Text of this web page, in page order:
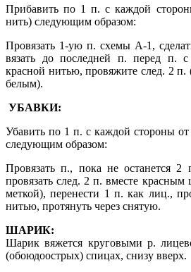
Прибавить по 1 п. с каждой
нить) следующим образом:
Провязать 1-ую п. схемы A-1,
вязать до последней п. перед п. с
красной нитью, провяжите след. 2
белым).
УБАВКИ:
Убавить по 1 п. с каждой стороны
следующим образом:
Провязать п., пока не останется
провязать след. 2 п. вместе красным
меткой), перенести 1 п. как лиц.,
нитью, протянуть через снятую.
ШАРИК:
Шарик вяжется круговыми р.
(обоюдоострых) спицах, снизу вверх.